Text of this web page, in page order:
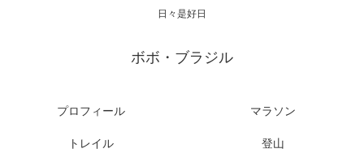
日々是好日
ボボ・ブラジル
プロフィール マラソン
トレイル 登山